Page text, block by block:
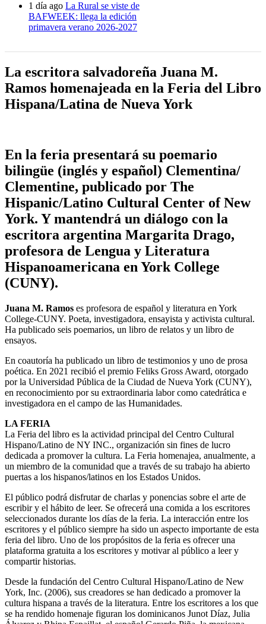
1 día ago La Rural se viste de
BAFWEEK: llega la edición
primavera verano 2026-2027
La escritora salvadoreña Juana M.
Ramos homenajeada en la Feria del Libro
Hispana/Latina de Nueva York
En la feria presentará su poemario
bilingüe (inglés y español) Clementina/
Clementine, publicado por The
Hispanic/Latino Cultural Center of New
York. Y mantendrá un diálogo con la
escritora argentina Margarita Drago,
profesora de Lengua y Literatura
Hispanoamericana en York College
(CUNY).
Juana M. Ramos es profesora de español y literatura en York
College-CUNY. Poeta, investigadora, ensayista y activista cultural.
Ha publicado seis poemarios, un libro de relatos y un libro de
ensayos.
En coautoría ha publicado un libro de testimonios y uno de prosa
poética. En 2021 recibió el premio Feliks Gross Award, otorgado
por la Universidad Pública de la Ciudad de Nueva York (CUNY),
en reconocimiento por su extraordinaria labor como catedrática e
investigadora en el campo de las Humanidades.
LA FERIA
La Feria del libro es la actividad principal del Centro Cultural
Hispano/Latino de NY INC., organización sin fines de lucro
dedicada a promover la cultura. La Feria homenajea, anualmente, a
un miembro de la comunidad que a través de su trabajo ha abierto
puertas a los hispanos/latinos en los Estados Unidos.
El público podrá disfrutar de charlas y ponencias sobre el arte de
escribir y el hábito de leer. Se ofrecerá una comida a los escritores
seleccionados durante los días de la feria. La interacción entre los
escritores y el público siempre ha sido un aspecto importante de esta
feria del libro. Uno de los propósitos de la feria es ofrecer una
plataforma gratuita a los escritores y motivar al público a leer y
compartir historias.
Desde la fundación del Centro Cultural Hispano/Latino de New
York, Inc. (2006), sus creadores se han dedicado a promover la
cultura hispana a través de la literatura. Entre los escritores a los que
se ha rendido homenaje figuran los dominicanos Junot Díaz, Julia